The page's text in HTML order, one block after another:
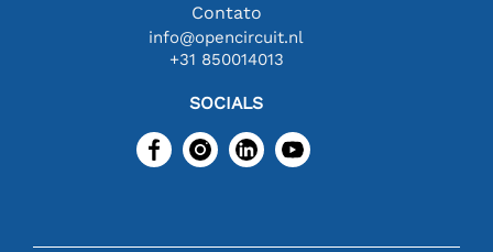
Contato
info@opencircuit.nl
+31 850014013
SOCIALS